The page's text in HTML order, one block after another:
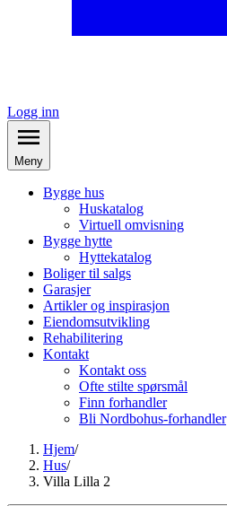
Logg inn
Meny
Bygge hus
Huskatalog
Virtuell omvisning
Bygge hytte
Hyttekatalog
Boliger til salgs
Garasjer
Artikler og inspirasjon
Eiendomsutvikling
Rehabilitering
Kontakt
Kontakt oss
Ofte stilte spørsmål
Finn forhandler
Bli Nordbohus-forhandler
Hjem/
Hus/
Villa Lilla 2